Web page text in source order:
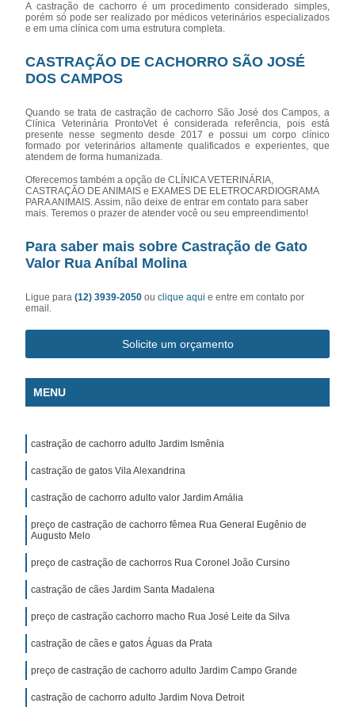
A castração de cachorro é um procedimento considerado simples,
porém só pode ser realizado por médicos veterinários especializados
e em uma clínica com uma estrutura completa.
CASTRAÇÃO DE CACHORRO SÃO JOSÉ
DOS CAMPOS
Quando se trata de castração de cachorro São José dos Campos, a
Clínica Veterinária ProntoVet é considerada referência, pois está
presente nesse segmento desde 2017 e possui um corpo clínico
formado por veterinários altamente qualificados e experientes, que
atendem de forma humanizada.
Oferecemos também a opção de CLÍNICA VETERINÁRIA,
CASTRAÇÃO DE ANIMAIS e EXAMES DE ELETROCARDIOGRAMA
PARA ANIMAIS. Assim, não deixe de entrar em contato para saber
mais. Teremos o prazer de atender você ou seu empreendimento!
Para saber mais sobre Castração de Gato
Valor Rua Aníbal Molina
Ligue para(12) 3939-2050ouclique aqui e entre em contato por
email.
Solicite um orçamento
MENU
castração de cachorro adulto Jardim Ismênia
castração de gatos Vila Alexandrina
castração de cachorro adulto valor Jardim Amália
preço de castração de cachorro fêmea Rua General Eugênio de
Augusto Melo
preço de castração de cachorros Rua Coronel João Cursino
castração de cães Jardim Santa Madalena
preço de castração cachorro macho Rua José Leite da Silva
castração de cães e gatos Águas da Prata
preço de castração de cachorro adulto Jardim Campo Grande
castração de cachorro adulto Jardim Nova Detroit